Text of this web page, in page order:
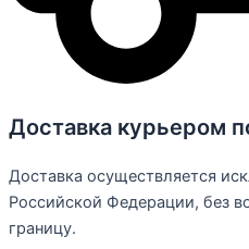
Доставка курьером
Доставка осуществляется
Российской Федерации, без
границу.